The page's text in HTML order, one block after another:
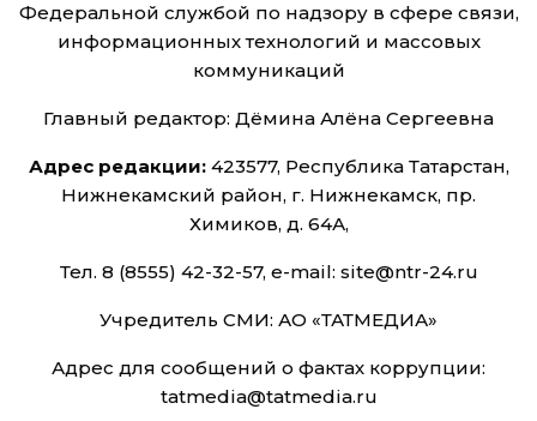
Федеральной службой по надзору в сфере связи,
информационных технологий и массовых
коммуникаций
Главный редактор: Дёмина Алёна Сергеевна
Адрес редакции:423577, Республика Татарстан,
Нижнекамский район, г. Нижнекамск, пр.
Химиков, д. 64А,
Тел. 8 (8555) 42-32-57, e-mail: site@ntr-24.ru
Учредитель СМИ: АО «ТАТМЕДИА»
Адрес для сообщений о фактах коррупции:
tatmedia@tatmedia.ru